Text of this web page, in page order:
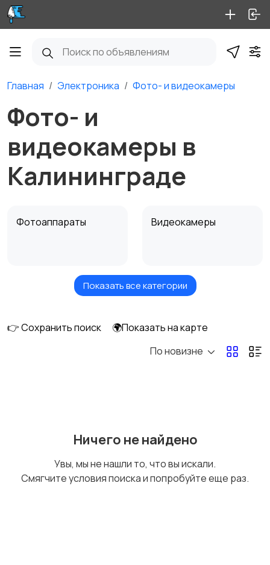
Главная Электроника Фото- и видеокамеры
Фото- и
видеокамеры в
Калининграде
Фотоаппараты Видеокамеры
Видеонаблюдение Объективы
стабилизаторы
оборудование
Показать все категории
👉 Сохранить поиск
🌍Показать на карте
По новизне
Ничего не найдено
Увы, мы не нашли то, что вы искали.
Смягчите условия поиска и попробуйте еще раз.